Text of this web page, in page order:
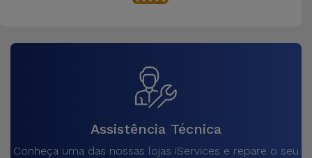
Assistência Técnica
Conheça uma das nossas lojas iServices e repare o seu